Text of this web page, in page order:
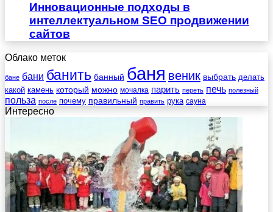
Инновационные подходы в
интеллектуальном SEO продвижении
сайтов
Облако меток
бане бани банить банный баня веник выбрать делать
какой камень который можно мочалка парить переть печь полезный
польза после почему правильный править рука сауна
Интересно